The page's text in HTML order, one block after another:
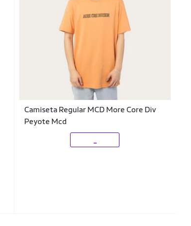
Camiseta Regular MCD More Core Div
Peyote Mcd